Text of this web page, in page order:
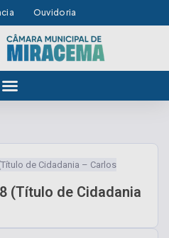
Ouvidoria
de Cidadania – Carlos
(Título de Cidadania